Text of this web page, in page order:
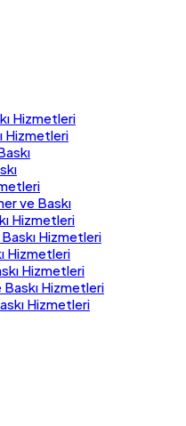
Hizmetleri
Hizmetleri
ve Baskı
Hizmetleri
Hizmetleri
Hizmetleri
Hizmetleri
Hizmetleri
Hizmetleri